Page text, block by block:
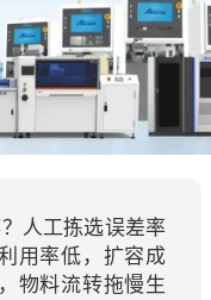
人工拣选误差率
用率低，扩容成
物料流转拖慢生